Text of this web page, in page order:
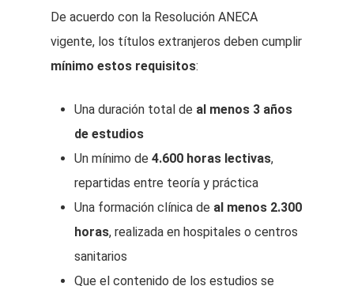
De acuerdo con la Resolución ANECA
vigente, los títulos extranjeros deben cumplir
mínimo estos requisitos:
Una duración total de al menos 3 años
de estudios
Un mínimo de 4.600 horas lectivas,
repartidas entre teoría y práctica
Una formación clínica de al menos 2.300
horas, realizada en hospitales o centros
sanitarios
Que el contenido de los estudios se